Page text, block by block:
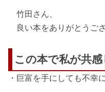
竹田さん、
良い本をありがとうござ
この本で私が共
・巨富を手にしても不幸